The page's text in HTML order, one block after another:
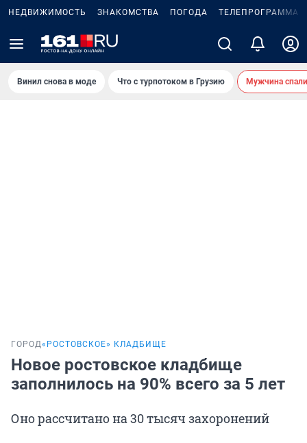
НЕДВИЖИМОСТЬ ЗНАКОМСТВА ПОГОДА ТЕЛЕПРОГРАММА
Винил снова в моде Что с турпотоком в Грузию Мужчина
ГОРОД«РОСТОВСКОЕ» КЛАДБИЩЕ
Новое ростовское кладбище
заполнилось на 90% всего за 5 лет
Оно рассчитано на 30 тысяч захоронений